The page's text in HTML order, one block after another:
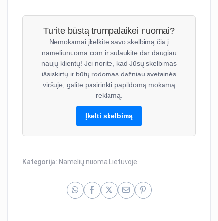
Turite būstą trumpalaikei nuomai?
Nemokamai įkelkite savo skelbimą čia į
nameliunuoma.com ir sulaukite dar daugiau
naujų klientų! Jei norite, kad Jūsų skelbimas
išsiskirtų ir būtų rodomas dažniau svetainės
viršuje, galite pasirinkti papildomą mokamą
reklamą.
Įkelti skelbimą
Kategorija: Namelių nuoma Lietuvoje